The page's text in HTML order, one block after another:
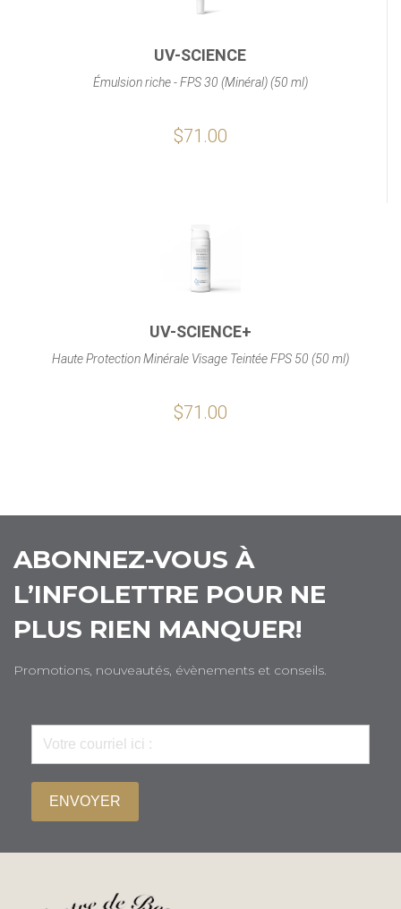
UV-SCIENCE
Émulsion riche - FPS 30 (Minéral) (50 ml)
$71.00
UV-SCIENCE+
Haute Protection Minérale Visage Teintée FPS 50 (50 ml)
$71.00
ABONNEZ-VOUS À
L’INFOLETTRE POUR NE
PLUS RIEN MANQUER!
Promotions, nouveautés, évènements et conseils.
ENVOYER